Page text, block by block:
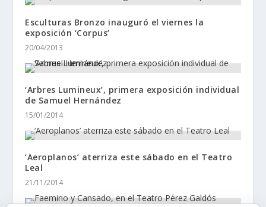
Esculturas Bronzo inauguró el viernes la
exposición ‘Corpus’
20/04/2013
‘Arbres Lumineux’, primera exposición individual
de Samuel Hernández
15/01/2014
‘Aeroplanos’ aterriza este sábado en el Teatro
Leal
21/11/2014